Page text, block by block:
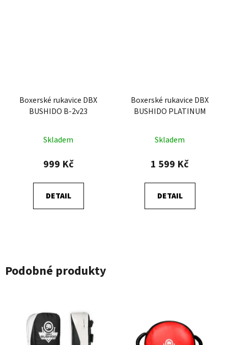
Boxerské rukavice DBX
BUSHIDO B-2v23
Skladem
999 Kč
DETAIL
Boxerské rukavice DBX
BUSHIDO PLATINUM
Skladem
1 599 Kč
DETAIL
Podobné produkty